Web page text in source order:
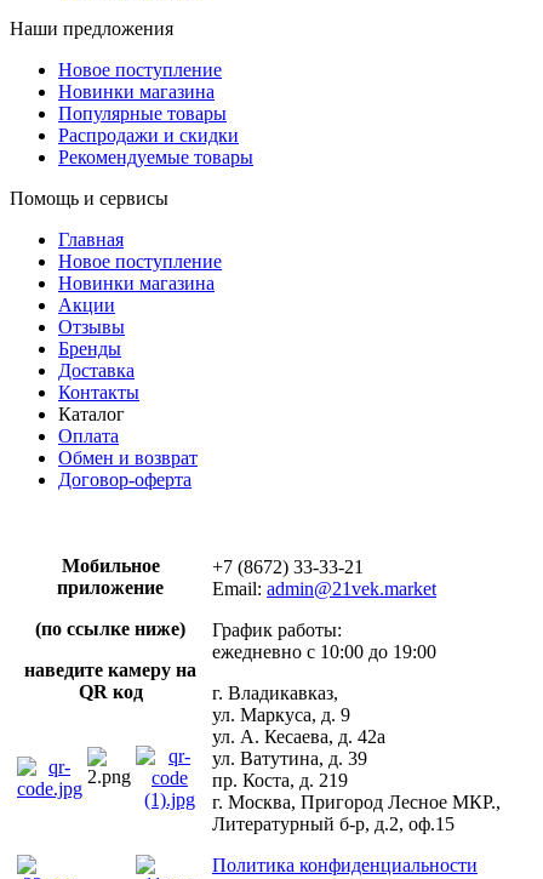
Наши предложения
Новое поступление
Новинки магазина
Популярные товары
Распродажи и скидки
Рекомендуемые товары
Помощь и сервисы
Главная
Новое поступление
Новинки магазина
Акции
Отзывы
Бренды
Доставка
Контакты
Каталог
Оплата
Обмен и возврат
Договор-оферта
Мобильное
приложение
(по ссылке ниже)
наведите камеру на
QR код
+7 (8672) 33-33-21
Email: admin@21vek.market
График работы:
ежедневно с 10:00 до 19:00
г. Владикавказ,
ул. Маркуса, д. 9
ул. А. Кесаева, д. 42а
ул. Ватутина, д. 39
пр. Коста, д. 219
г. Москва, Пригород Лесное МКР.,
Литературный б-р, д.2, оф.15
Политика конфиденциальности